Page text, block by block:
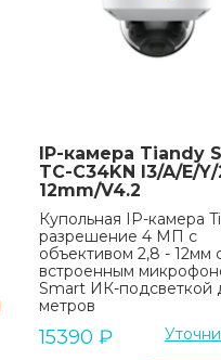
IP-камера Tiandy
TC-C34KN I3/A/E/
12mm/V4.2
Купольная IP-камера
разрешение 4 МП с
объективом 2,8 - 12мм
встроенным
Smart ИК-подсветкой
метров
15390 ₽